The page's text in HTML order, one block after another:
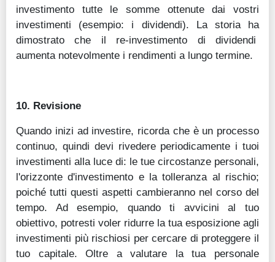
investimento tutte le somme ottenute dai vostri
investimenti (esempio: i dividendi). La storia ha
dimostrato che il re-investimento di dividendi
aumenta notevolmente i rendimenti a lungo termine.
10. Revisione
Quando inizi ad investire, ricorda che è un processo
continuo, quindi devi rivedere periodicamente i tuoi
investimenti alla luce di: le tue circostanze personali,
l'orizzonte d'investimento e la tolleranza al rischio;
poiché tutti questi aspetti cambieranno nel corso del
tempo. Ad esempio, quando ti avvicini al tuo
obiettivo, potresti voler ridurre la tua esposizione agli
investimenti più rischiosi per cercare di proteggere il
tuo capitale. Oltre a valutare la tua personale